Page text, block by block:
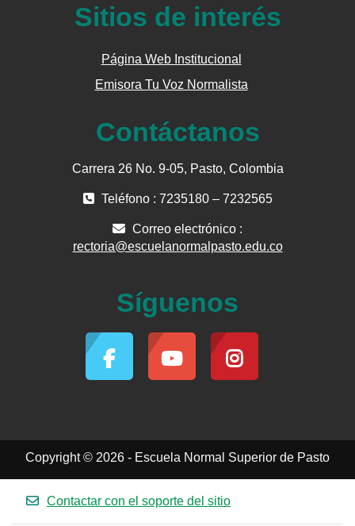
Sitios de interés
Página Web Institucional
Emisora Tu Voz Normalista
Contáctanos
Carrera 26 No. 9-05, Pasto, Colombia
Teléfono : 7235180 – 7232565
Correo electrónico :
rectoria@escuelanormalpasto.edu.co
Síguenos
Copyright © 2026 - Escuela Normal Superior de Pasto
Contactar con el soporte del sitio